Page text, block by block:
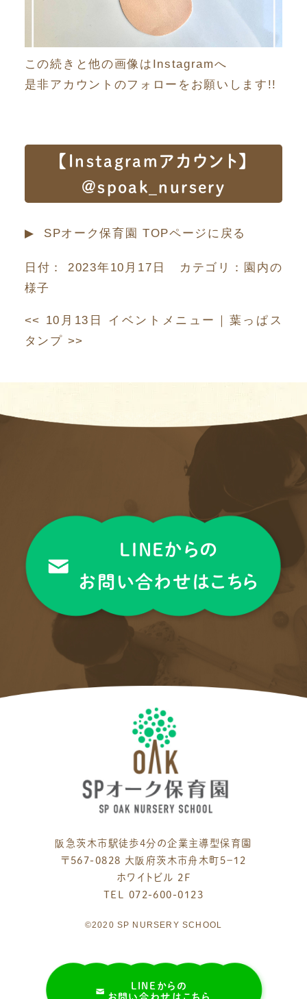
LINEからの
お問い合わせはこちら
この続きと他の画像はInstagramへ
是非アカウントのフォローをお願いします!!
【Instagramアカウント】
@spoak_nursery
▶︎ SPオーク保育園 TOPページに戻る
日付：2023年10月17日 カテゴリ： 園内の
様子
<< 10月13日 イベントメニュー ｜ 葉っぱス
タンプ >>
LINEからの
お問い合わせはこちら
阪急茨木市駅徒歩4分の企業主導型保育園
〒567-0828 大阪府茨木市舟木町５−１２
ホワイトビル 2F
TEL 072-600-0123
©2020 SP NURSERY SCHOOL